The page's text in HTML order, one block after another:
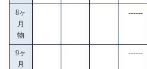
8ヶ
月
物
------
9ヶ
月
------